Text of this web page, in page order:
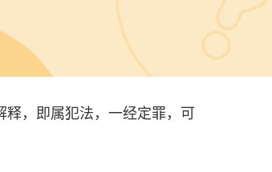
，即属犯法，一经定罪，可